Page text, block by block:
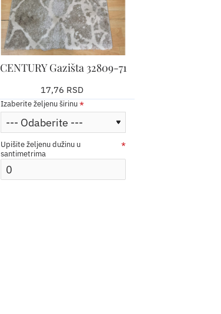
CENTURY Gazišta 32809-71
17,76 RSD
Izaberite željenu širinu
Upišite željenu dužinu u
santimetrima